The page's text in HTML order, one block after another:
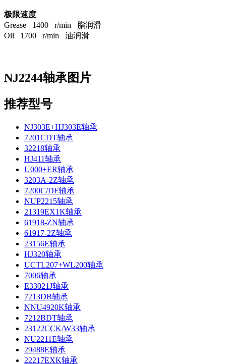
极限速度
Grease 1400 r/min 脂润滑
Oil 1700 r/min 油润滑
NJ2244轴承图片
推荐型号
NJ303E+HJ303E轴承
7201CDT轴承
32218轴承
HJ411轴承
U000+ER轴承
3203A-2Z轴承
7200C/DF轴承
NUP2215轴承
21319EX1K轴承
61918-ZN轴承
61917-2Z轴承
23156E轴承
HJ320轴承
UCTL207+WL200轴承
7006轴承
E33021J轴承
7213DB轴承
NNU4920K轴承
7212BDT轴承
23122CCK/W33轴承
NU2211E轴承
29488E轴承
22217EXK轴承